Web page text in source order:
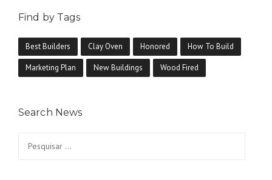
Find by Tags
Best Builders Clay Oven Honored How To Build
Marketing Plan New Buildings Wood Fired
Search News
por: